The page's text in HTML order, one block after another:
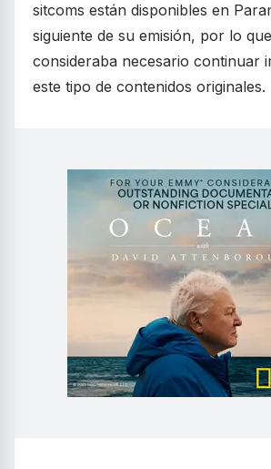
sitcoms están disponibles en
siguiente de su emisión, por lo
consideraba necesario continuar
este tipo de contenidos originales.